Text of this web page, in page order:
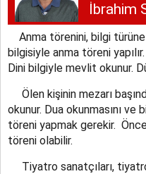
İbrahim
Anma törenini, bilgi türüne
bilgisiyle anma töreni
Dini bilgiyle mevlit okunur.
Ölen kişinin mezarı
okunur. Dua okunmasını ve
töreni yapmak gerekir.
töreni olabilir.
Tiyatro sanatçıları,